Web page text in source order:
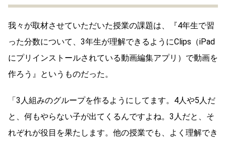
我々が取材させていただいた授業の課題は、『4年生で習
った分数について、3年生が理解できるようにClips（iPad
にプリインストールされている動画編集アプリ）で動画を
作ろう』というものだった。
「3人組みのグループを作るようにしてます。4人や5人だ
と、何もやらない子が出てくるんですよね。3人だと、そ
れぞれが役目を果たします。他の授業でも、よく理解でき